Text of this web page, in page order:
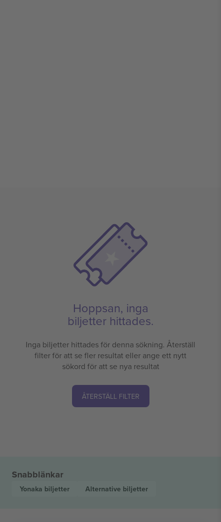
Hoppsan, inga
biljetter hittades.
Inga biljetter hittades för denna sökning. Återställ
filter för att se fler resultat eller ange ett nytt
sökord för att se nya resultat
ÅTERSTÄLL FILTER
Snabblänkar
Yonaka biljetter Alternative biljetter